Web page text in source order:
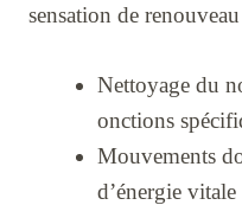
sensation de
Nettoyage du
onctions
Mouvements
d’énergie vitale